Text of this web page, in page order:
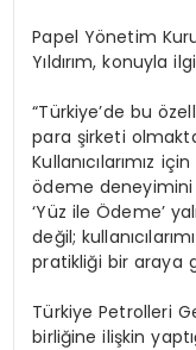
Papel Yönetim
Yıldırım, konuyla
“Türkiye’de bu
para şirketi
Kullanıcılarımız
ödeme deneyimini
‘Yüz ile Ödeme’
değil;
pratikliği bir araya
Türkiye Petrolleri
birliğine ilişkin